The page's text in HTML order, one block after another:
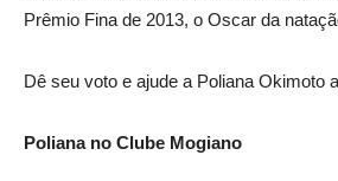
Prêmio Fina de 2013, o Oscar da
Dê seu voto e ajude a Poliana Okimoto
Poliana no Clube Mogiano